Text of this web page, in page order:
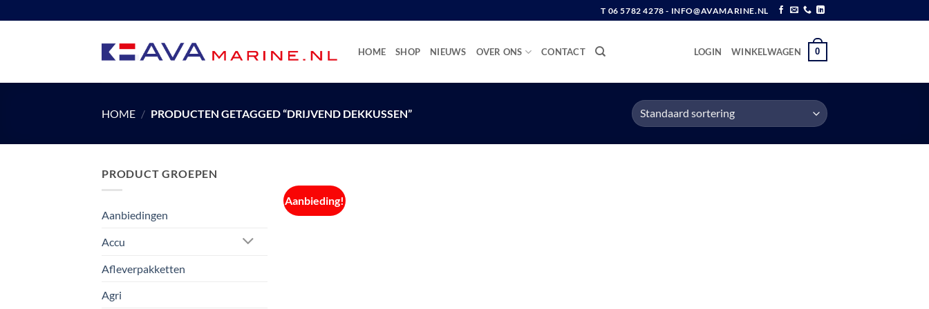
naar
T 06 5782 4278 - INFO@AVAMARINE.NL
HOME SHOP NIEUWS OVER ONS CONTACT LOGIN WINKELWAGEN 0
HOME / PRODUCTEN GETAGGED “DRIJVEND DEKKUSSEN”
PRODUCT GROEPEN
Aanbiedingen
Accu
Afleverpakketten
Agri
Aanbieding!